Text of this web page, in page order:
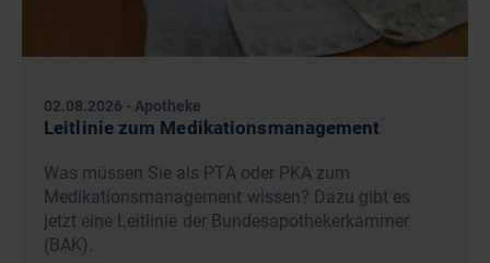
02.08.2026 - Apotheke
Leitlinie zum Medikationsmanagement
Was müssen Sie als PTA oder PKA zum
Medikationsmanagement wissen? Dazu gibt es
jetzt eine Leitlinie der Bundesapothekerkammer
(BAK).